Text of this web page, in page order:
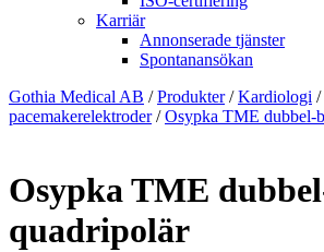
Karriär
Annonserade tjänster
Spontanansökan
Gothia Medical AB /Produkter/Kardiologi /
pacemakerelektroder/Osypka TME dubbel-
Osypka TME
quadripolär